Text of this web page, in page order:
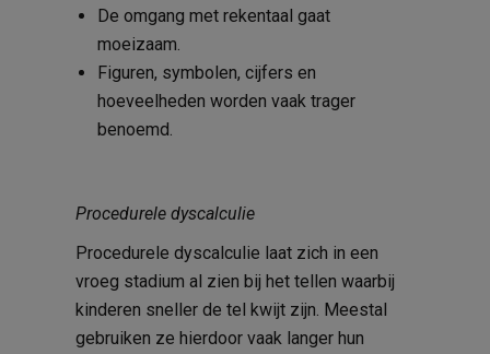
De omgang met rekentaal gaat
moeizaam.
Figuren, symbolen, cijfers en
hoeveelheden worden vaak trager
benoemd.
Procedurele dyscalculie
Procedurele dyscalculie laat zich in een
vroeg stadium al zien bij het tellen waarbij
kinderen sneller de tel kwijt zijn. Meestal
gebruiken ze hierdoor vaak langer hun